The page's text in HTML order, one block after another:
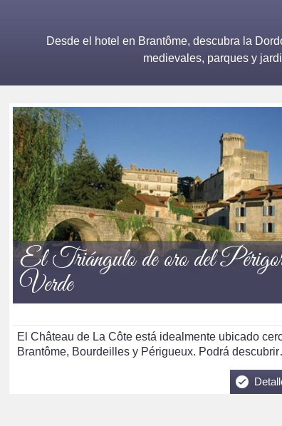
Desde el hotel en Brantôme, descubra la
medievales, parques y
El Triángulo de oro del
Verde
El Château de La Côte está idealmente ubicado
Brantôme, Bourdeilles y Périgueux. Podrá